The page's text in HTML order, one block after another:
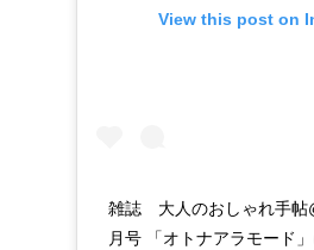
View this post on
雑誌 大人のおしゃれ手帖
月号 「オトナアラモード